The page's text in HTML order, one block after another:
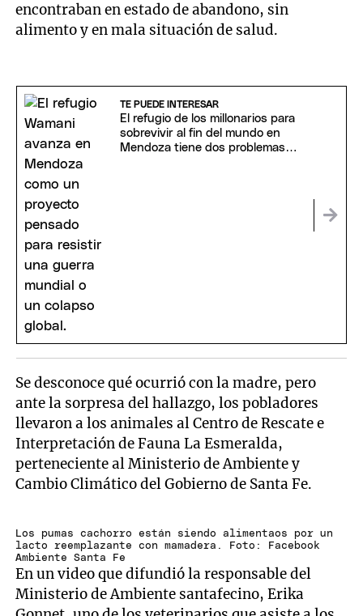
encontraban en estado de abandono, sin
alimento y en mala situación de salud.
TE PUEDE INTERESAR
El refugio de los millonarios para
sobrevivir al fin del mundo en
Mendoza tiene dos problemas
Se desconoce qué ocurrió con la madre, pero
ante la sorpresa del hallazgo, los pobladores
llevaron a los animales al Centro de Rescate e
Interpretación de Fauna La Esmeralda,
perteneciente al Ministerio de Ambiente y
Cambio Climático del Gobierno de Santa Fe.
Los pumas cachorro están siendo alimentaos por un
lacto reemplazante con mamadera. Foto: Facebook
Ambiente Santa Fe
En un video que difundió la responsable del
Ministerio de Ambiente santafecino, Erika